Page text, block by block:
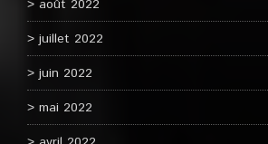
août 2022
juillet 2022
juin 2022
mai 2022